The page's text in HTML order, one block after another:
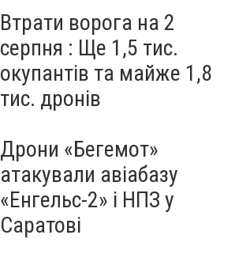
Втрати ворога на 2
серпня : Ще 1,5 тис.
окупантів та майже 1,8
тис. дронів
Дрони «Бегемот»
атакували авіабазу
«Енгельс-2» і НПЗ у
Саратові